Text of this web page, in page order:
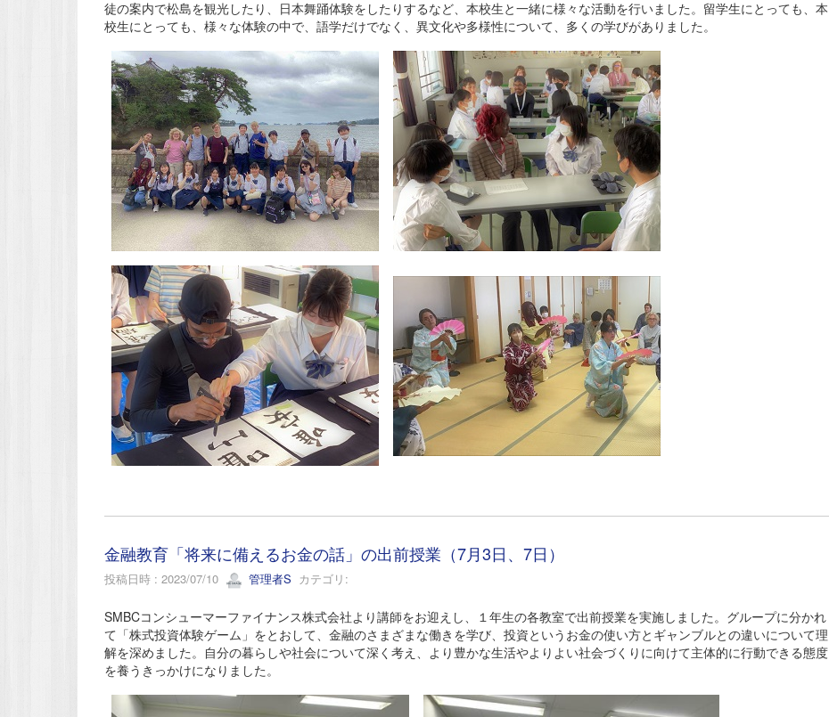
徒の案内で松島を観光したり、日本舞踊体験をしたりするなど、本校生と一緒に様々な活動を行いました。留学生にとっても、本
校生にとっても、様々な体験の中で、語学だけでなく、異文化や多様性について、多くの学びがありました。
金融教育「将来に備えるお金の話」の出前授業（7月3日、7日）
投稿日時 : 2023/07/10 管理者S カテゴリ:
SMBCコンシューマーファイナンス株式会社より講師をお迎えし、１年生の各教室で出前授業を実施しました。グループに分かれ
て「株式投資体験ゲーム」をとおして、金融のさまざまな働きを学び、投資というお金の使い方とギャンブルとの違いについて理
解を深めました。自分の暮らしや社会について深く考え、より豊かな生活やよりよい社会づくりに向けて主体的に行動できる態度
を養うきっかけになりました。